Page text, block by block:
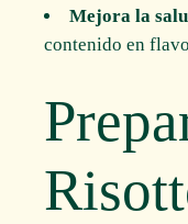
Mejora la
contenido en